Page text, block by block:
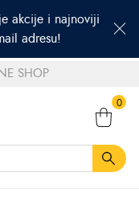
akcije i najnoviji
adresu!
SHOP
0